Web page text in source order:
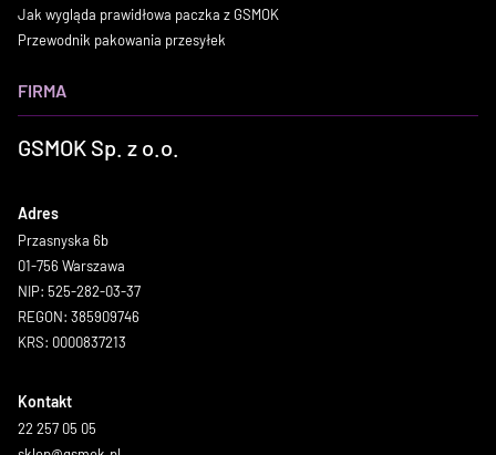
Jak wygląda prawidłowa paczka z GSMOK
Przewodnik pakowania przesyłek
FIRMA
GSMOK Sp. z o.o.
Adres
Przasnyska 6b
01-756 Warszawa
NIP: 525-282-03-37
REGON: 385909746
KRS: 0000837213
Kontakt
22 257 05 05